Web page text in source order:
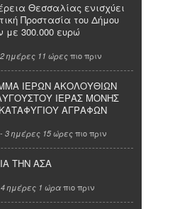
Θεσσαλίας ενισχύει
Προστασία του Δήμου
300.000 ευρώ
2 ημέρες 11 ώρες πιο πριν
ΙΕΡΩΝ ΑΚΟΛΟΥΘΙΩΝ
ΙΕΡΑΣ ΜΟΝΗΣ
ΑΓΡΑΦΩΝ
- 3 ημέρες 15 ώρες πιο πριν
ΤΗΝ ΑΣΑ
4 ημέρες 1 ώρα πιο πριν